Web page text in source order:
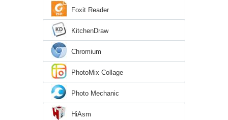
Foxit Reader
KitchenDraw
Chromium
PhotoMix Collage
Photo Mechanic
HiAsm